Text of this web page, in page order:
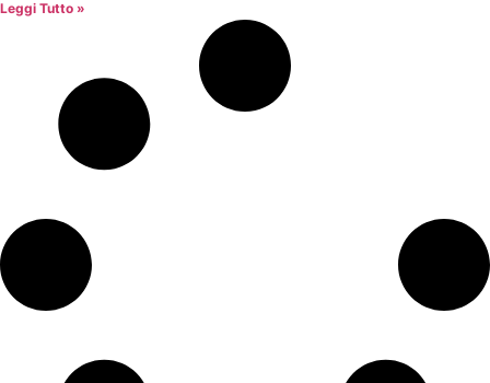
Leggi Tutto »